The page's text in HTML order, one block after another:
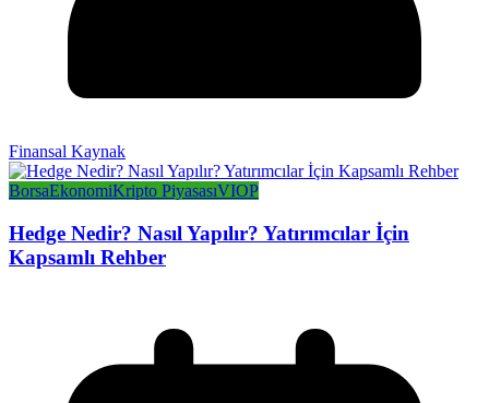
Finansal Kaynak
BorsaEkonomiKripto PiyasasıVIOP
Hedge Nedir? Nasıl Yapılır? Yatırımcılar İçin
Kapsamlı Rehber